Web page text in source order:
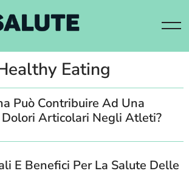
Eating
Può Contribuire Ad Una
Dolori Articolari Negli Atleti?
E Benefici Per La Salute Delle